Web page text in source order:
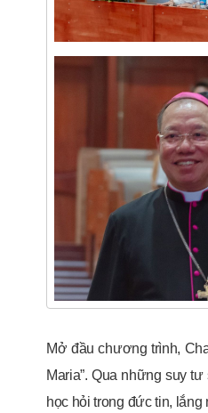
Mở đầu chương trình,
Maria”. Qua những suy
học hỏi trong đức tin, lắng